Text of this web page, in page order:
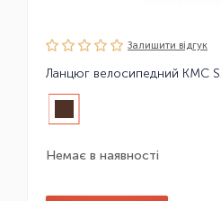
Залишити вiдгук
Ланцюг велосипедний KMC
Немає в наявності